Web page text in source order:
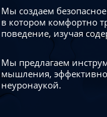
Мы создаем
в котором комфортно
поведение, изучая
Мы предлагаем
мышления,
неуронаукой.